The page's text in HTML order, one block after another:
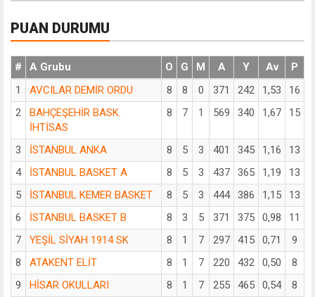
PUAN DURUMU
# A Grubu O G M A Y Av
P
1
AVCILAR DEMİR ORDU 8 8 0 371 242 1,53
16
2
BAHÇEŞEHİR BASK.
İHTİSAS
8 7 1 569 340 1,67 15
3 İSTANBUL ANKA 8 5 3 401 345 1,16
13
4
İSTANBUL BASKET A 8 5 3 437 365 1,19
13
5
İSTANBUL KEMER BASKET 8 5 3 444 386 1,15
13
6
İSTANBUL BASKET B 8 3 5 371 375 0,98
11
7
YEŞİL SİYAH 1914 SK 8 1 7 297 415 0,71
9
8
ATAKENT ELİT 8 1 7 220 432 0,50
8
9
HİSAR OKULLARI 8 1 7 255 465 0,54 8